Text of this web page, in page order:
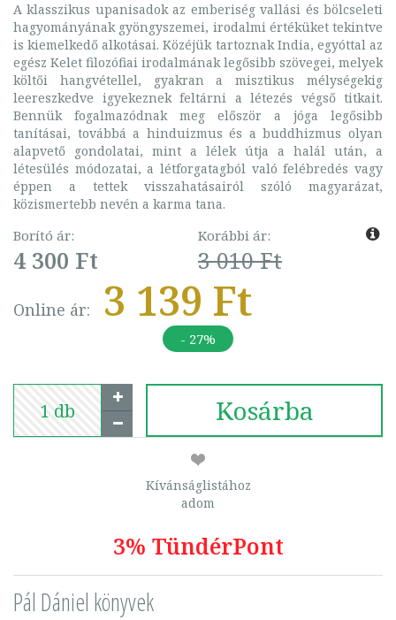
A klasszikus upanisadok az emberiség vallási és bölcseleti
hagyományának gyöngyszemei, irodalmi értéküket tekintve
is kiemelkedő alkotásai. Közéjük tartoznak India, egyóttal az
egész Kelet filozófiai irodalmának legősibb szövegei, melyek
költői hangvétellel, gyakran a misztikus mélységekig
leereszkedve igyekeznek feltárni a létezés végső titkait.
Bennük fogalmazódnak meg először a jóga legősibb
tanításai, továbbá a hinduizmus és a buddhizmus olyan
alapvető gondolatai, mint a lélek útja a halál után, a
létesülés módozatai, a létforgatagból való felébredés vagy
éppen a tettek visszahatásairól szóló magyarázat,
közismertebb nevén a karma tana.
Borító ár:
4 300 Ft
Korábbi ár:
3 010 Ft
Online ár: 3 139 Ft
- 27%
Kosárba
Kívánságlistához
adom
3% TündérPont
Pál Dániel könyvek